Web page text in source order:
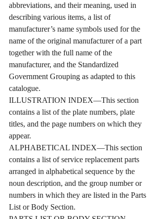
abbreviations, and their meaning, used in
describing various items, a list of
manufacturer’s name symbols used for the
name of the original manufacturer of a part
together with the full name of the
manufacturer, and the Standardized
Government Grouping as adapted to this
catalogue.
ILLUSTRATION INDEX—This section
contains a list of the plate numbers, plate
titles, and the page numbers on which they
appear.
ALPHABETICAL INDEX—This section
contains a list of service replacement parts
arranged in alphabetical sequence by the
noun description, and the group number or
numbers in which they are listed in the Parts
List or Body Section.